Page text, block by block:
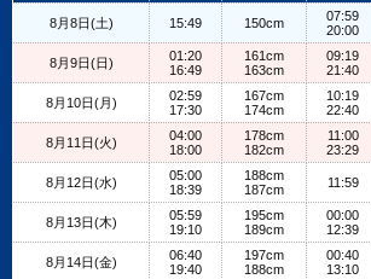
8月8日(土) 15:49 150cm
07:59
20:00
8月9日(日)
01:20
16:49
161cm
163cm
09:19
21:40
8月10日(月)
02:59
17:30
167cm
174cm
10:19
22:40
8月11日(火)
04:00
18:00
178cm
182cm
11:00
23:29
8月12日(水)
05:00
18:39
188cm
187cm
11:59
8月13日(木)
05:59
19:10
195cm
189cm
00:00
12:39
8月14日(金)
06:40
19:40
197cm
188cm
00:40
13:10